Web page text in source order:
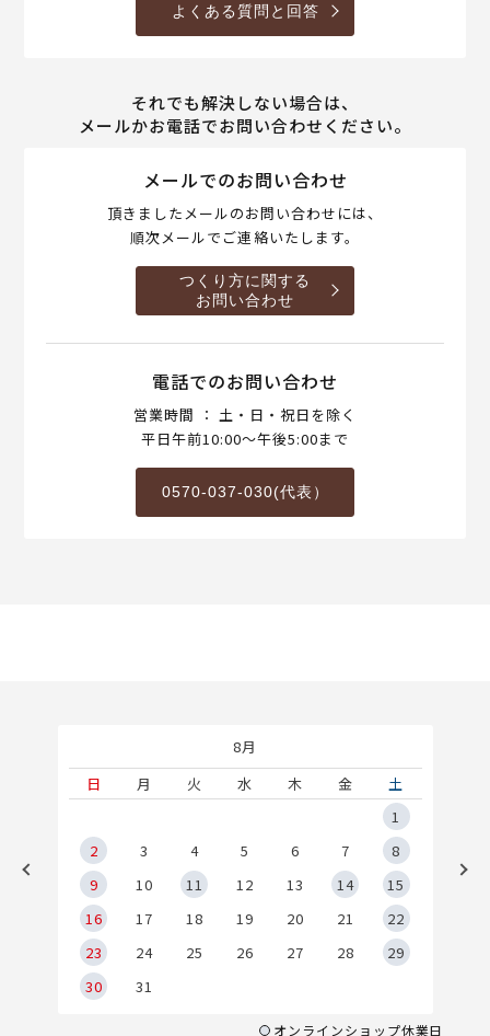
よくある質問と回答
それでも解決しない場合は、
メールかお電話でお問い合わせください。
メールでのお問い合わせ
頂きましたメールのお問い合わせには、
順次メールでご連絡いたします。
つくり方に関する
お問い合わせ
電話でのお問い合わせ
営業時間 ： 土・日・祝日を除く
平日午前10:00～午後5:00まで
0570-037-030(代表）
8月
日
月 火 水 木 金
土
1
2
3 4 5 6 7
8
9
10 11 12 13 14
15
16
17 18 19 20 21
22
23
24 25 26 27 28
29
30
31
オンラインショップ休業日